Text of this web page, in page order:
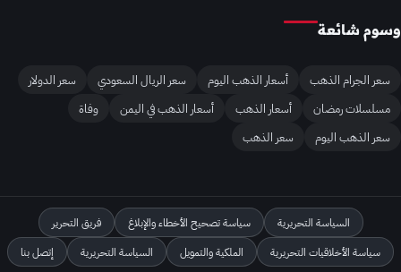
وسوم شائعة
سعر الجرام الذهب أسعار الذهب اليوم سعر الريال السعودي
سعر الدولار
مسلسلات رمضان
أسعار الذهب أسعار الذهب في اليمن
وفاة
سعر الذهب اليوم
سعر الذهب
السياسة التحريرية سياسة تصحيح الأخطاء والإبلاغ
فريق التحرير
سياسة الأخلاقيات التحريرية
الملكية والتمويل السياسة التحريرية إتصل بنا